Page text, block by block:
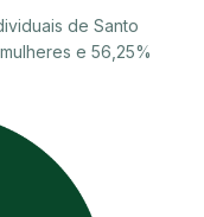
de Santo
e 56,25%